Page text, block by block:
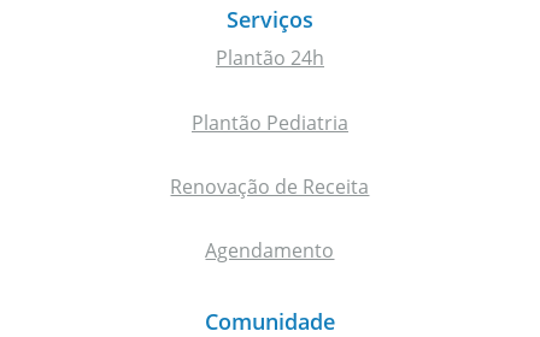
Serviços
Plantão 24h
Plantão Pediatria
Renovação de Receita
Agendamento
Comunidade